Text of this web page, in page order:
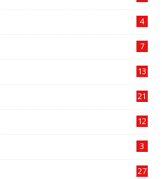
4
7
13
21
12
3
27